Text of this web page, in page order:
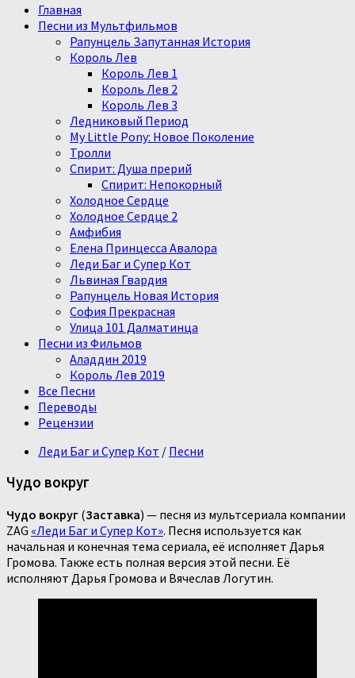
Главная
Песни из Мультфильмов
Рапунцель Запутанная История
Король Лев
Король Лев 1
Король Лев 2
Король Лев 3
Ледниковый Период
My Little Pony: Новое Поколение
Тролли
Спирит: Душа прерий
Спирит: Непокорный
Холодное Сердце
Холодное Сердце 2
Амфибия
Елена Принцесса Авалора
Леди Баг и Супер Кот
Львиная Гвардия
Рапунцель Новая История
София Прекрасная
Улица 101 Далматинца
Песни из Фильмов
Аладдин 2019
Король Лев 2019
Все Песни
Переводы
Рецензии
Леди Баг и Супер Кот / Песни
Чудо вокруг
Чудо вокруг (Заставка) — песня из мультсериала компании
ZAG «Леди Баг и Супер Кот». Песня используется как
начальная и конечная тема сериала, её исполняет Дарья
Громова. Также есть полная версия этой песни. Её
исполняют Дарья Громова и Вячеслав Логутин.